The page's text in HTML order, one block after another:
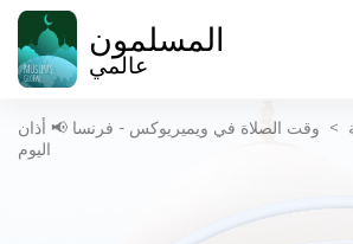
المسلمون
عالمي
> وقت الصلاة في ويميريوكس - فرنسا 📢 أذان
اليوم